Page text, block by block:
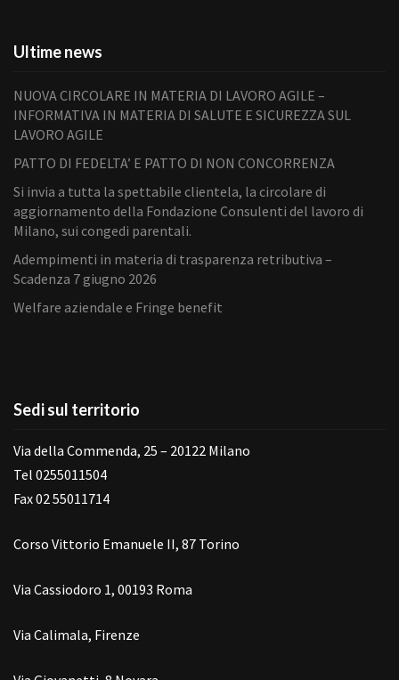
Ultime news
NUOVA CIRCOLARE IN MATERIA DI LAVORO AGILE –
INFORMATIVA IN MATERIA DI SALUTE E SICUREZZA SUL
LAVORO AGILE
PATTO DI FEDELTA’ E PATTO DI NON CONCORRENZA
Si invia a tutta la spettabile clientela, la circolare di
aggiornamento della Fondazione Consulenti del lavoro di
Milano, sui congedi parentali.
Adempimenti in materia di trasparenza retributiva –
Scadenza 7 giugno 2026
Welfare aziendale e Fringe benefit
Sedi sul territorio
Via della Commenda, 25 – 20122 Milano
Tel 0255011504
Fax 02 55011714
Corso Vittorio Emanuele II, 87 Torino
Via Cassiodoro 1, 00193 Roma
Via Calimala, Firenze